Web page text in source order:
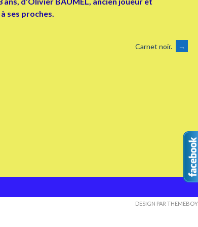
ses proches.
Carnet noir. →
DESIGN PAR THEMEBOY